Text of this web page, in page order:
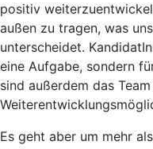
positiv
außen zu tragen, was
unterscheidet.
eine Aufgabe, sondern
sind außerdem das
Es geht aber um mehr